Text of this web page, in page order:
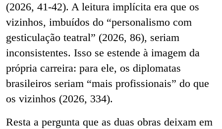
(2026, 41-42). A leitura implícita era que os
vizinhos, imbuídos do “personalismo com
gesticulação teatral” (2026, 86), seriam
inconsistentes. Isso se estende à imagem da
própria carreira: para ele, os diplomatas
brasileiros seriam “mais profissionais” do que
os vizinhos (2026, 334).
Resta a pergunta que as duas obras deixam em